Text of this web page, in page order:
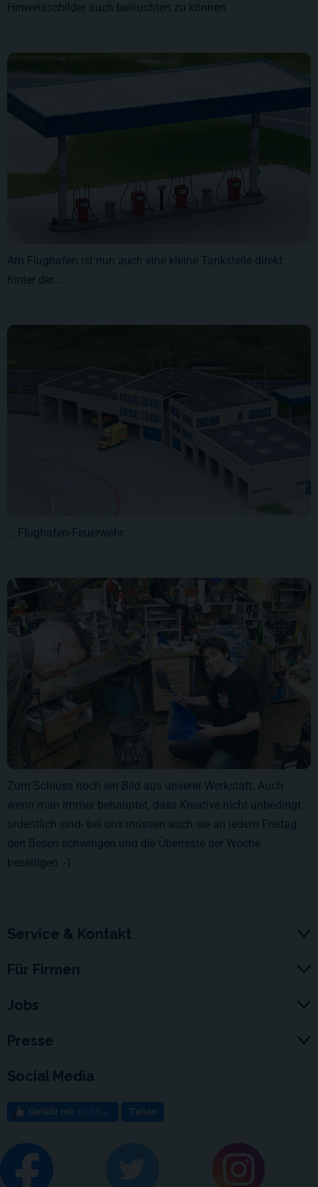
Hinweisschilder auch beleuchten zu können.
Am Flughafen ist nun auch eine kleine Tankstelle direkt
hinter der…
… Flughafen-Feuerwehr.
Zum Schluss noch ein Bild aus unserer Werkstatt. Auch
wenn man immer behauptet, dass Kreative nicht unbedingt
ordentlich sind- bei uns müssen auch sie an jedem Freitag
den Besen schwingen und die Überreste der Woche
beseitigen :-)
Service & Kontakt
Für Firmen
Jobs
Presse
Social Media